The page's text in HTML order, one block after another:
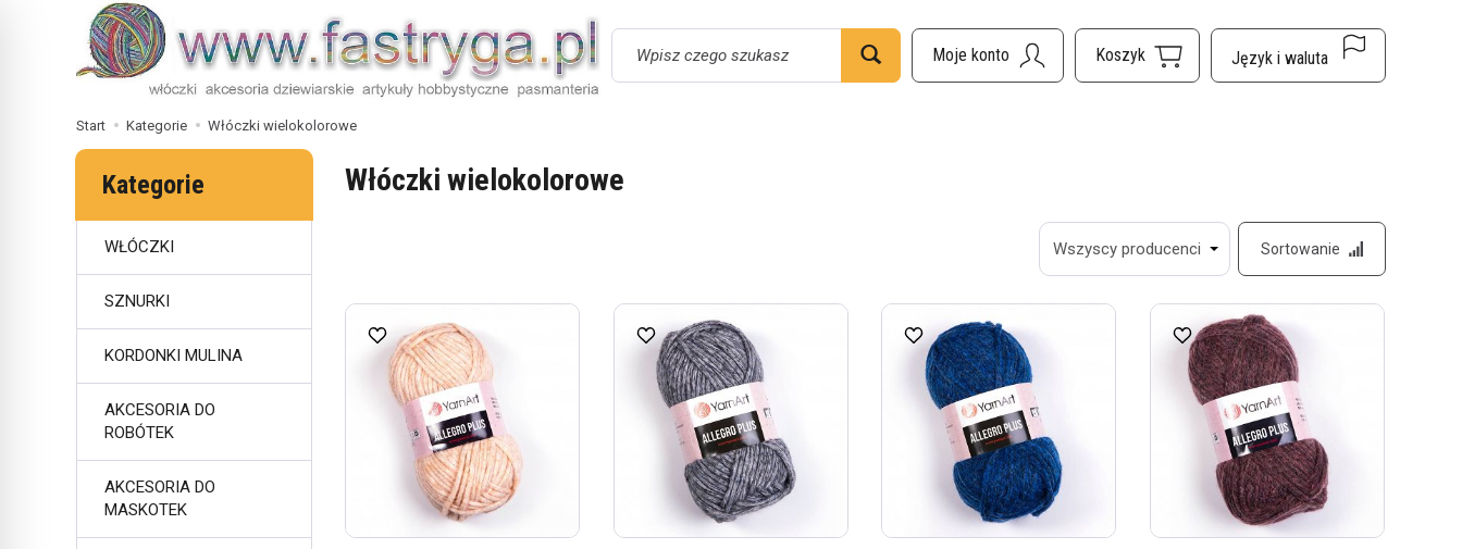
Wyszukaj
Start Kategorie Włóczki wielokolorowe
Włóczki wielokolorowe
Sortowanie
Kategorie
WŁÓCZKI
SZNURKI
KORDONKI MULINA
AKCESORIA DO
ROBÓTEK
AKCESORIA DO
MASKOTEK